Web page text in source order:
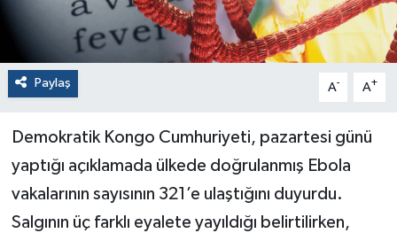
Paylaş A- A+
Demokratik Kongo Cumhuriyeti, pazartesi günü
yaptığı açıklamada ülkede doğrulanmış Ebola
vakalarının sayısının 321’e ulaştığını duyurdu.
Salgının üç farklı eyalete yayıldığı belirtilirken,